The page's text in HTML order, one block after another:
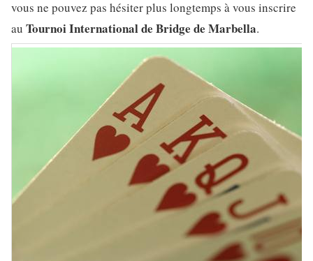
vous ne pouvez pas hésiter plus longtemps à vous inscrire
au Tournoi International de Bridge de Marbella.